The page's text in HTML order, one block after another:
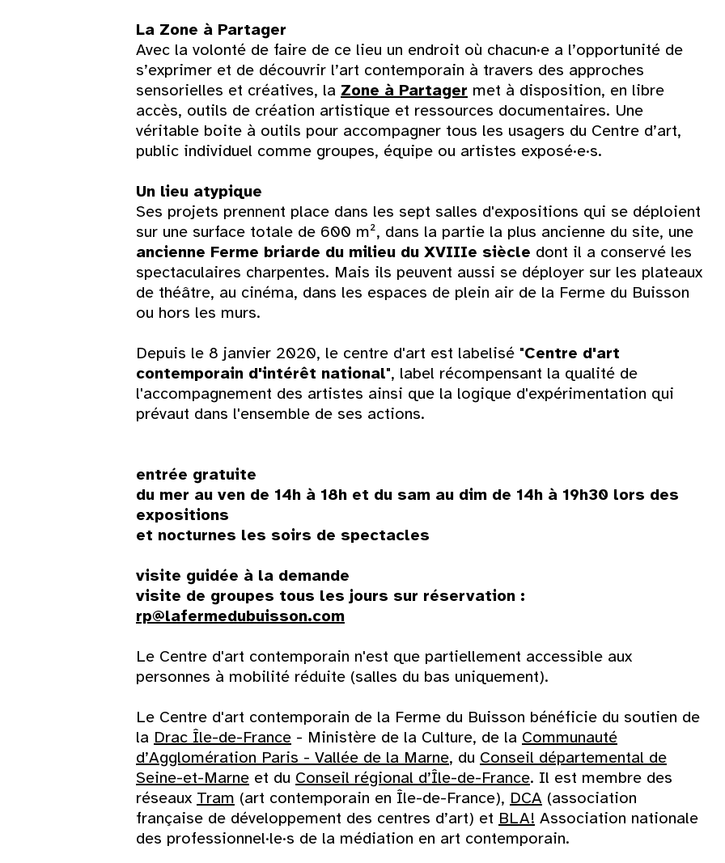
La Zone à Partager
Avec la volonté de faire de ce lieu un endroit où chacun·e a l’opportunité de
s’exprimer et de découvrir l’art contemporain à travers des approches
sensorielles et créatives, la Zone à Partager met à disposition, en libre
accès, outils de création artistique et ressources documentaires. Une
véritable boite à outils pour accompagner tous les usagers du Centre d’art,
public individuel comme groupes, équipe ou artistes exposé·e·s.
Un lieu atypique
Ses projets prennent place dans les sept salles d'expositions qui se déploient
sur une surface totale de 600 m², dans la partie la plus ancienne du site, une
ancienne Ferme briarde du milieu du XVIIIe siècle dont il a conservé les
spectaculaires charpentes. Mais ils peuvent aussi se déployer sur les plateaux
de théâtre, au cinéma, dans les espaces de plein air de la Ferme du Buisson
ou hors les murs.
Depuis le 8 janvier 2020, le centre d'art est labelisé "Centre d'art
contemporain d'intérêt national", label récompensant la qualité de
l'accompagnement des artistes ainsi que la logique d'expérimentation qui
prévaut dans l'ensemble de ses actions.
entrée gratuite
du mer au ven de 14h à 18h et du sam au dim de 14h à 19h30 lors des
expositions
et nocturnes les soirs de spectacles
visite guidée à la demande
visite de groupes tous les jours sur réservation :
rp@lafermedubuisson.com
Le Centre d'art contemporain n'est que partiellement accessible aux
personnes à mobilité réduite (salles du bas uniquement).
Le Centre d'art contemporain de la Ferme du Buisson bénéficie du soutien de
la Drac Île-de-France - Ministère de la Culture, de la Communauté
d’Agglomération Paris - Vallée de la Marne, du Conseil départemental de
Seine-et-Marne et du Conseil régional d’Île-de-France. Il est membre des
réseaux Tram (art contemporain en Île-de-France), DCA (association
française de développement des centres d’art) et BLA! Association nationale
des professionnel·le·s de la médiation en art contemporain.